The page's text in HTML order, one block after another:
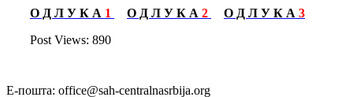
О Д Л У К А 1 О Д Л У К А 2 О Д Л У К А 3
Post Views: 890
Е-пошта: office@sah-centralnasrbija.org